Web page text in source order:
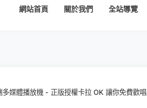
網站首頁 關於我們 全站導覽
多媒體播放機 - 正版授權卡拉 OK 讓你免費歡唱